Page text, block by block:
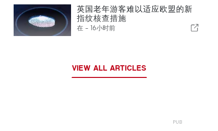
英国老年游客难以适应欧盟的新
指纹核查措施
在 - 16小时前
VIEW ALL ARTICLES